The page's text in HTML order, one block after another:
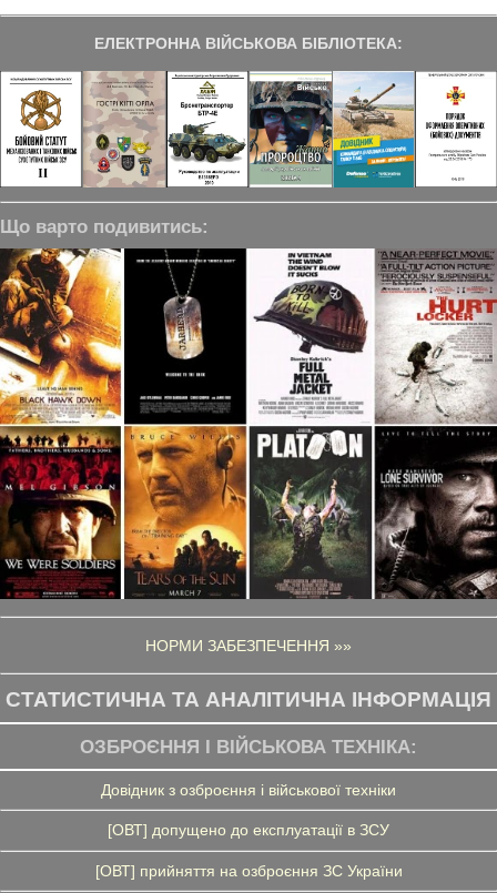
ЕЛЕКТРОННА ВІЙСЬКОВА БІБЛІОТЕКА:
Що варто подивитись:
НОРМИ ЗАБЕЗПЕЧЕННЯ »»
СТАТИСТИЧНА ТА АНАЛІТИЧНА ІНФОРМАЦІЯ
ОЗБРОЄННЯ І ВІЙСЬКОВА ТЕХНІКА:
Довідник з озброєння і військової техніки
[ОВТ] допущено до експлуатації в ЗСУ
[ОВТ] прийняття на озброєння ЗС України